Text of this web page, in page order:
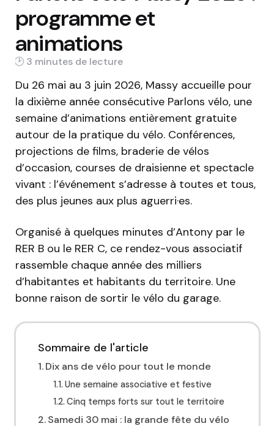
programme et
animations
3 min
Du 26 mai au 3 juin 2026, Massy accueille pour
la dixième année consécutive Parlons vélo, une
semaine d’animations entièrement gratuite
autour de la pratique du vélo. Conférences,
projections de films, braderie de vélos
d’occasion, courses de draisienne et spectacle
vivant : l’événement s’adresse à toutes et tous,
des plus jeunes aux plus aguerri·es.
Organisé à quelques minutes d’Antony par le
RER B ou le RER C, ce rendez-vous associatif
rassemble chaque année des milliers
d’habitantes et habitants du territoire. Une
bonne raison de sortir le vélo du garage.
Sommaire de l'article
Dix ans de vélo pour tout le monde
Une semaine associative et festive
Cinq temps forts sur tout le territoire
Samedi 30 mai : la grande fête du vélo